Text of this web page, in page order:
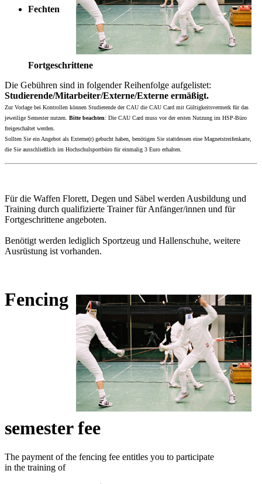
Fechten
Fortgeschrittene
Die Gebühren sind in folgender Reihenfolge aufgelistet:
Studierende/Mitarbeiter/Externe/Externe ermäßigt.
Zur Vorlage bei Kontrollen können Studierende der CAU die CAU Card mit Gültigkeitsvermerk für das
jeweilige Semester nutzen. Bitte beachten: Die CAU Card muss vor der ersten Nutzung im HSP-Büro
freigeschaltet werden.
Sollten Sie ein Angebot als Externe(r) gebucht haben, benötigen Sie stattdessen eine Magnetstreifenkarte,
die Sie ausschließlich im Hochschulsportbüro für einmalig 3 Euro erhalten.
Für die Waffen Florett, Degen und Säbel werden Ausbildung und
Training durch qualifizierte Trainer für Anfänger/innen und für
Fortgeschrittene angeboten.
Benötigt werden lediglich Sportzeug und Hallenschuhe, weitere
Ausrüstung ist vorhanden.
Fencing
semester fee
The payment of the fencing fee entitles you to participate
in the training of